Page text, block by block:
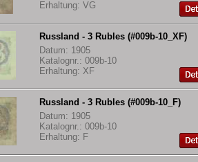
Erhaltung: VG
Russland - 3 Rubles (#009b-10_XF)
Datum: 1905
Katalognr.: 009b-10
Erhaltung: XF
Russland - 3 Rubles (#009b-10_F)
Datum: 1905
Katalognr.: 009b-10
Erhaltung: F